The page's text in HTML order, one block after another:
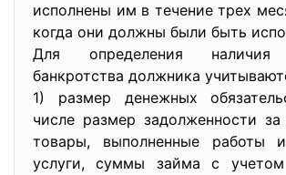
исполнены им в течение трех
когда они должны были быть
Для определения наличия
банкротства должника
1) размер денежных
числе размер задолженности за
товары, выполненные работы
услуги, суммы займа с учетом